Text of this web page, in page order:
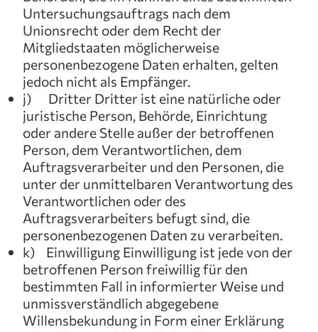
Untersuchungsauftrags nach dem
Unionsrecht oder dem Recht der
Mitgliedstaaten möglicherweise
personenbezogene Daten erhalten, gelten
jedoch nicht als Empfänger.
j) Dritter Dritter ist eine natürliche oder
juristische Person, Behörde, Einrichtung
oder andere Stelle außer der betroffenen
Person, dem Verantwortlichen, dem
Auftragsverarbeiter und den Personen, die
unter der unmittelbaren Verantwortung des
Verantwortlichen oder des
Auftragsverarbeiters befugt sind, die
personenbezogenen Daten zu verarbeiten.
k) Einwilligung Einwilligung ist jede von der
betroffenen Person freiwillig für den
bestimmten Fall in informierter Weise und
unmissverständlich abgegebene
Willensbekundung in Form einer Erklärung